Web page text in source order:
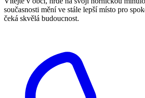
současnosti mění ve stále lepší místo pro
čeká skvělá budoucnost.